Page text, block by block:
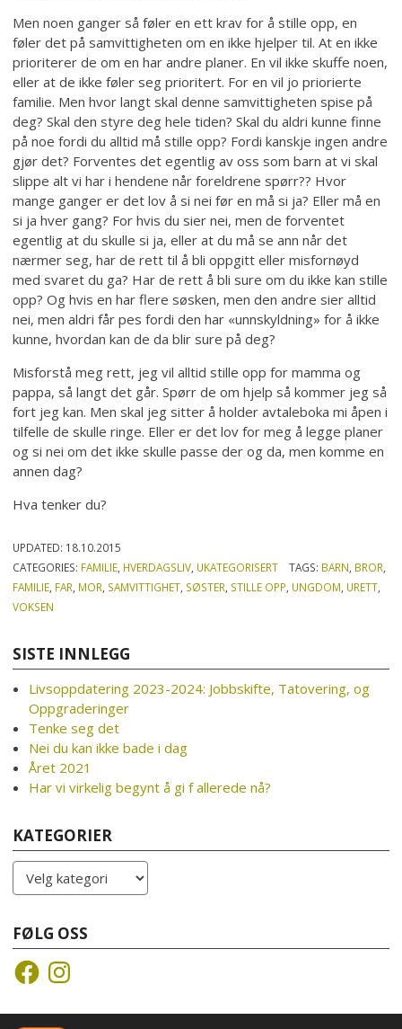
Men noen ganger så føler en ett krav for å stille opp, en
føler det på samvittigheten om en ikke hjelper til. At en ikke
prioriterer de om en har andre planer. En vil ikke skuffe noen,
eller at de ikke føler seg prioritert. For en vil jo priorierte
familie. Men hvor langt skal denne samvittigheten spise på
deg? Skal den styre deg hele tiden? Skal du aldri kunne finne
på noe fordi du alltid må stille opp? Fordi kanskje ingen andre
gjør det? Forventes det egentlig av oss som barn at vi skal
slippe alt vi har i hendene når foreldrene spørr?? Hvor
mange ganger er det lov å si nei før en må si ja? Eller må en
si ja hver gang? For hvis du sier nei, men de forventet
egentlig at du skulle si ja, eller at du må se ann når det
nærmer seg, har de rett til å bli oppgitt eller misfornøyd
med svaret du ga? Har de rett å bli sure om du ikke kan stille
opp? Og hvis en har flere søsken, men den andre sier alltid
nei, men aldri får pes fordi den har «unnskyldning» for å ikke
kunne, hvordan kan de da blir sure på deg?
Misforstå meg rett, jeg vil alltid stille opp for mamma og
pappa, så langt det går. Spørr de om hjelp så kommer jeg så
fort jeg kan. Men skal jeg sitter å holder avtaleboka mi åpen i
tilfelle de skulle ringe. Eller er det lov for meg å legge planer
og si nei om det ikke skulle passe der og da, men komme en
annen dag?
Hva tenker du?
UPDATED: 18.10.2015
CATEGORIES: FAMILIE, HVERDAGSLIV, UKATEGORISERT TAGS: BARN, BROR,
FAMILIE, FAR, MOR, SAMVITTIGHET, SØSTER, STILLE OPP, UNGDOM, URETT,
VOKSEN
SISTE INNLEGG
Livsoppdatering 2023-2024: Jobbskifte, Tatovering, og
Oppgraderinger
Tenke seg det
Nei du kan ikke bade i dag
Året 2021
Har vi virkelig begynt å gi f allerede nå?
KATEGORIER
Kategorier
FØLG OSS
FacebookInstagram